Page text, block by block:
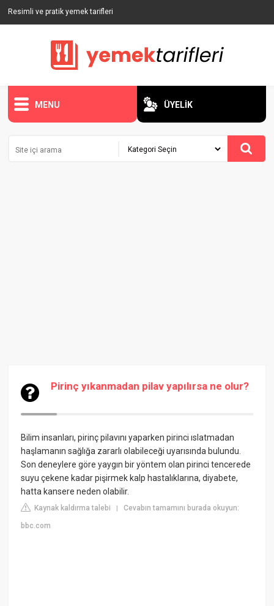
Resimli ve pratik yemek tarifleri
MENU ÜYELİK
Pirinç yıkanmadan pilav yapılırsa ne olur?
Bilim insanları, pirinç pilavını yaparken pirinci ıslatmadan
haşlamanın sağlığa zararlı olabileceği uyarısında bulundu.
Son deneylere göre yaygın bir yöntem olan pirinci tencerede
suyu çekene kadar pişirmek kalp hastalıklarına, diyabete,
hatta kansere neden olabilir.
Kaynak kaldırma talebi |Cevabın tamamını burada okuyun:
bbc.com